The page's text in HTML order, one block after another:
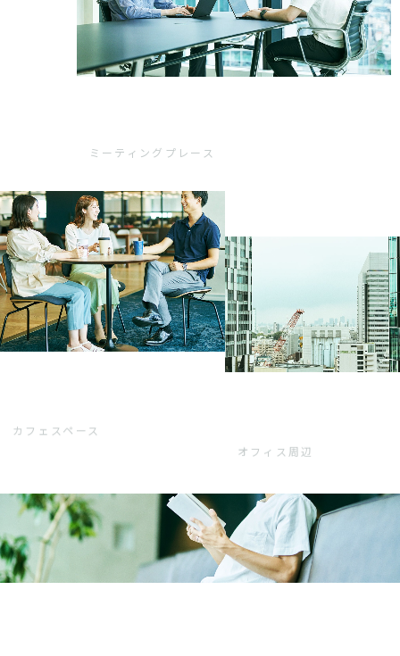
ミーティングプレース
カフェスペース
オフィス周辺